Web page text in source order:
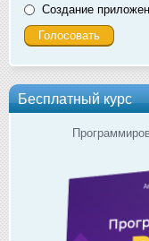
Создание
Бесплатный курс